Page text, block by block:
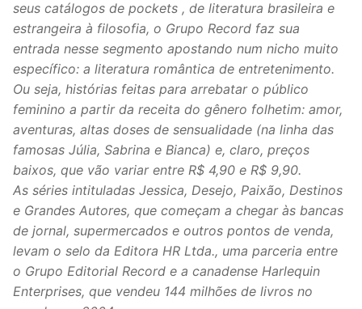
seus catálogos de pockets , de literatura brasileira e
estrangeira à filosofia, o Grupo Record faz sua
entrada nesse segmento apostando num nicho muito
específico: a literatura romântica de entretenimento.
Ou seja, histórias feitas para arrebatar o público
feminino a partir da receita do gênero folhetim: amor,
aventuras, altas doses de sensualidade (na linha das
famosas Júlia, Sabrina e Bianca) e, claro, preços
baixos, que vão variar entre R$ 4,90 e R$ 9,90.
As séries intituladas Jessica, Desejo, Paixão, Destinos
e Grandes Autores, que começam a chegar às bancas
de jornal, supermercados e outros pontos de venda,
levam o selo da Editora HR Ltda., uma parceria entre
o Grupo Editorial Record e a canadense Harlequin
Enterprises, que vendeu 144 milhões de livros no